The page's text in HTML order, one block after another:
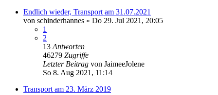
Endlich wieder, Transport am 31.07.2021
von schinderhannes » Do 29. Jul 2021, 20:05
1
2
13 Antworten
46279 Zugriffe
Letzter Beitrag von JaimeeJolene
So 8. Aug 2021, 11:14
Transport am 23. März 2019